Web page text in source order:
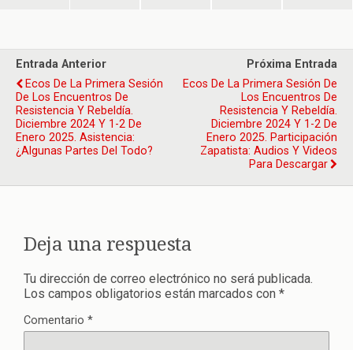
Entrada Anterior
Ecos De La Primera Sesión
De Los Encuentros De
Resistencia Y Rebeldía.
Diciembre 2024 Y 1-2 De
Enero 2025. Asistencia:
¿algunas Partes Del Todo?
Próxima Entrada
Ecos De La Primera Sesión De
Los Encuentros De
Resistencia Y Rebeldía.
Diciembre 2024 Y 1-2 De
Enero 2025. Participación
Zapatista: Audios Y Videos
Para Descargar
Deja una respuesta
Tu dirección de correo electrónico no será publicada.
Los campos obligatorios están marcados con *
Comentario *